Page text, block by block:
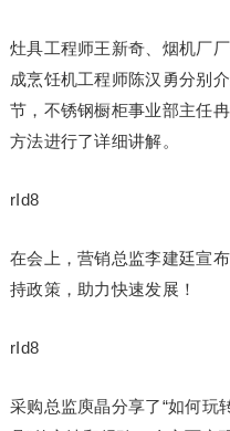
灶具工程师王新奇、烟机厂
成烹饪机工程师陈汉勇分别
节，不锈钢橱柜事业部主任
方法进行了详细讲解。
rId8
在会上，营销总监李建廷宣
持政策，助力快速发展！
rId8
采购总监庾晶分享了“如何玩